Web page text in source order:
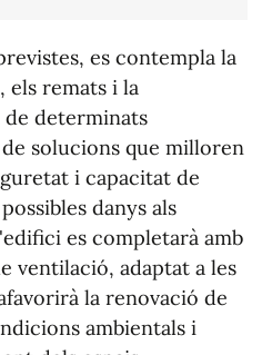
es contempla la
remats i la
determinats
solucions que milloren
i capacitat de
danys als
es completarà amb
ventilació, adaptat a les
la renovació de
ambientals i